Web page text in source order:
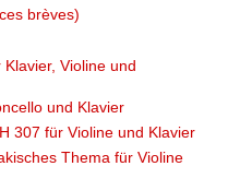
brèves)
Violine und
und Klavier
307 für Violine und Klavier
Thema für Violine